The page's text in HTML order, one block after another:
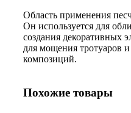
Область применения
Он используется для
создания декоративных
для мощения тротуаров
композиций.
Похожие товары